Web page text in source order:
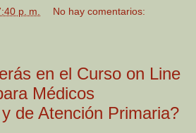
p. m. No hay comentarios:
en el Curso on Line
Médicos
de Atención Primaria?